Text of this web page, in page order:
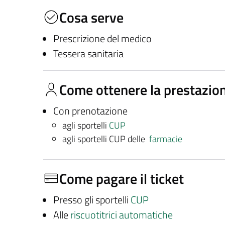
Cosa serve
Prescrizione del medico
Tessera sanitaria
Come ottenere la
Con prenotazione
agli sportelli CUP
agli sportelli CUP delle farmacie
Come pagare il ticket
Presso gli sportelli CUP
Alleriscuotitrici automatiche